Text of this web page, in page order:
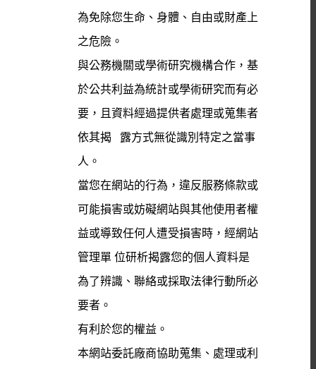
為免除您生命、身體、自由或財產上
之危險。
與公務機關或學術研究機構合作，基
於公共利益為統計或學術研究而有必
要，且資料經過提供者處理或蒐集者
依其揭 露方式無從識別特定之當事
人。
當您在網站的行為，違反服務條款或
可能損害或妨礙網站與其他使用者權
益或導致任何人遭受損害時，經網站
管理單 位研析揭露您的個人資料是
為了辨識、聯絡或採取法律行動所必
要者。
有利於您的權益。
本網站委託廠商協助蒐集、處理或利